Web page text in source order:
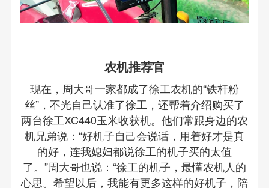
农机推荐官
现在，周大哥一家都成了徐工农机的“铁杆粉
丝”，不光自己认准了徐工，还帮着介绍购买了
两台徐工XC440玉米收获机。他们常跟身边的农
机兄弟说：“好机子自己会说话，用着好才是真
的好，连我媳妇都说徐工的机子买的太值
了。”周大哥也说：“徐工的机子，最懂农机人的
心思。希望以后，我能有更多这样的好机子，陪